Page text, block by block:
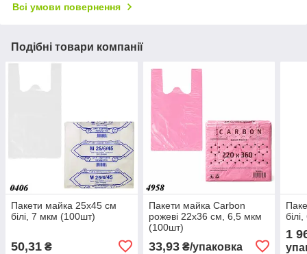
Всі умови повернення
Подібні товари компанії
Пакети майка 25х45 см
білі, 7 мкм (100шт)
50,31 ₴
Пакети майка Carbon
рожеві 22х36 см, 6,5 мкм
(100шт)
33,93₴/упаковка
1